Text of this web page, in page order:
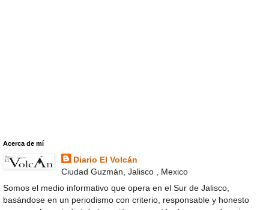
Acerca de mí
Diario El Volcán
Ciudad Guzmán, Jalisco , Mexico
Somos el medio informativo que opera en el Sur de Jalisco,
basándose en un periodismo con criterio, responsable y honesto